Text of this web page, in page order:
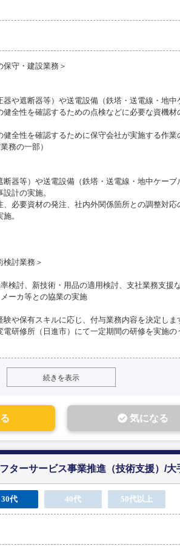
保守・建設業務＞
や遮断器等）や送電設備（鉄塔・送電線・地中
健全性を確認するための点検などに必要な資機
全性を確認するために保守会社が実施する作業
務の一部）
器等）や送電設備（鉄塔・送電線・地中ケーブ
計の実施。
必要資材の発注、社内外関係箇所との調整対応
。
検討業務＞
検討、新技術・用品の適用検討、支社業務支援
ーカ等との協業の実施
や保有スキルに応じ、付与業務内容を決定しま
電研修所（日進市）にて一定期間の研修を実施
続きを表示
気になる
ターサービス事業推進（技術支援）/
30代 40代 50代以上